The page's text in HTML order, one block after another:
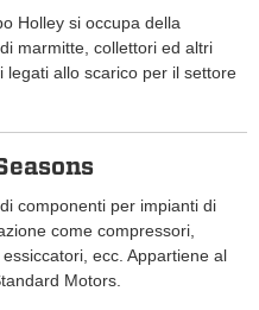
Holley si occupa della
marmitte, collettori ed altri
legati allo scarico per il settore
componenti per impianti di
come compressori,
ecc. Appartiene al
Motors.